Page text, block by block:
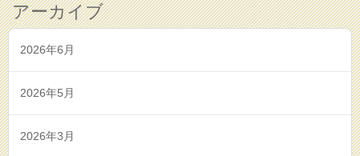
アーカイブ
2026年6月
2026年5月
2026年3月